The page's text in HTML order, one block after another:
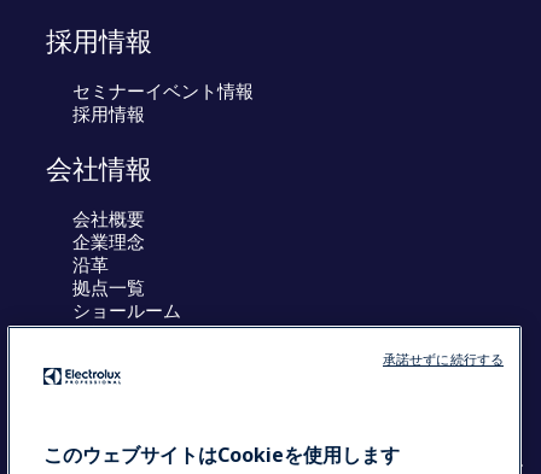
採用情報
セミナーイベント情報
採用情報
会社情報
会社概要
企業理念
沿革
拠点一覧
ショールーム
工場
採用情報
このウェブサイトはCookieを使用します
承諾せずに続行する